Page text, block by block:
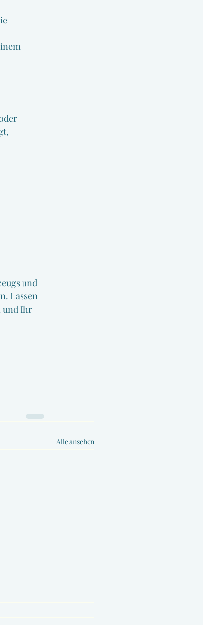
und
Lassen
und Ihr
Alle ansehen